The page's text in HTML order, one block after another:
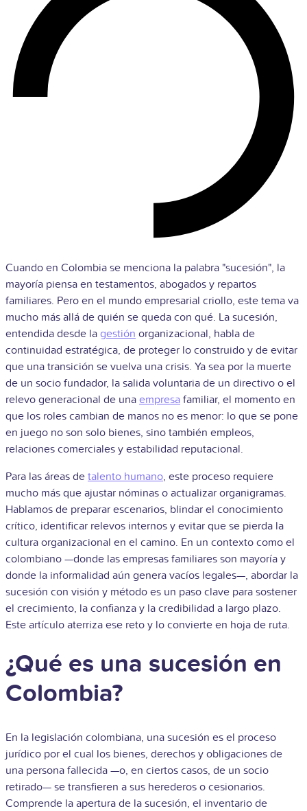
Cuando en Colombia se menciona la palabra "sucesión", la
mayoría piensa en testamentos, abogados y repartos
familiares. Pero en el mundo empresarial criollo, este tema va
mucho más allá de quién se queda con qué. La sucesión,
entendida desde la gestión organizacional, habla de
continuidad estratégica, de proteger lo construido y de evitar
que una transición se vuelva una crisis. Ya sea por la muerte
de un socio fundador, la salida voluntaria de un directivo o el
relevo generacional de una empresa familiar, el momento en
que los roles cambian de manos no es menor: lo que se pone
en juego no son solo bienes, sino también empleos,
relaciones comerciales y estabilidad reputacional.
Para las áreas de talento humano, este proceso requiere
mucho más que ajustar nóminas o actualizar organigramas.
Hablamos de preparar escenarios, blindar el conocimiento
crítico, identificar relevos internos y evitar que se pierda la
cultura organizacional en el camino. En un contexto como el
colombiano —donde las empresas familiares son mayoría y
donde la informalidad aún genera vacíos legales—, abordar la
sucesión con visión y método es un paso clave para sostener
el crecimiento, la confianza y la credibilidad a largo plazo.
Este artículo aterriza ese reto y lo convierte en hoja de ruta.
¿Qué es una sucesión en
Colombia?
En la legislación colombiana, una sucesión es el proceso
jurídico por el cual los bienes, derechos y obligaciones de
una persona fallecida —o, en ciertos casos, de un socio
retirado— se transfieren a sus herederos o cesionarios.
Comprende la apertura de la sucesión, el inventario de